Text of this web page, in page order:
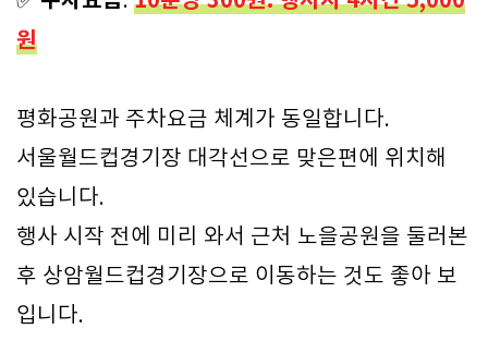
원
평화공원과 주차요금 체계가 동일합니다.
서울월드컵경기장 대각선으로 맞은편에 위치해
있습니다.
행사 시작 전에 미리 와서 근처 노을공원을 둘러본
후 상암월드컵경기장으로 이동하는 것도 좋아 보
입니다.